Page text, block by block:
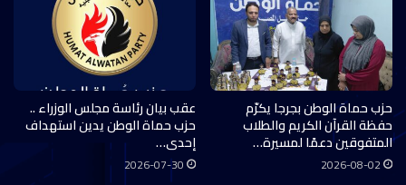
حزب حماة الوطن بجرجا يكرّم
حفظة القرآن الكريم والطلاب
المتفوقين دعمًا لمسيرة…
2026-08-02
عقب بيان رئاسة مجلس الوزراء ..
حزب حماة الوطن يدين استهداف
إحدى…
2026-07-30